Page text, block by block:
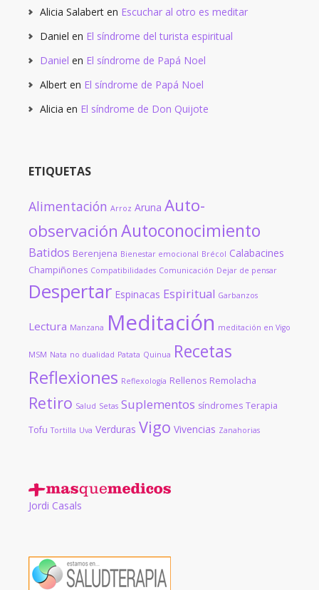
Alicia Salabert en Escuchar al otro es meditar
Daniel en El síndrome del turista espiritual
Daniel en El síndrome de Papá Noel
Albert en El síndrome de Papá Noel
Alicia en El síndrome de Don Quijote
ETIQUETAS
Alimentación Arroz Aruna Auto-
observaciónAutoconocimiento
Batidos Berenjena Bienestar emocional Brécol Calabacines
Champiñones Compatibilidades Comunicación Dejar de pensar
Despertar Espinacas Espiritual Garbanzos
Lectura Manzana Meditación meditación en Vigo
MSM Nata no dualidad Patata Quinua Recetas
Reflexiones Reflexología Rellenos Remolacha
Retiro Salud Setas Suplementos síndromes Terapia
Tofu Tortilla Uva Verduras Vigo Vivencias Zanahorias
Jordi Casals